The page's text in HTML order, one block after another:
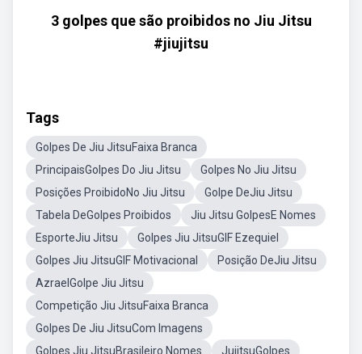
3 golpes que são proibidos no Jiu Jitsu
#jiujitsu
Tags
Golpes De Jiu JitsuFaixa Branca
PrincipaisGolpes Do Jiu Jitsu
Golpes No Jiu Jitsu
Posições ProibidoNo Jiu Jitsu
Golpe DeJiu Jitsu
Tabela DeGolpes Proibidos
Jiu Jitsu GolpesE Nomes
EsporteJiu Jitsu
Golpes Jiu JitsuGIF Ezequiel
Golpes Jiu JitsuGIF Motivacional
Posição DeJiu Jitsu
AzraelGolpe Jiu Jitsu
Competição Jiu JitsuFaixa Branca
Golpes De Jiu JitsuCom Imagens
Golpes Jiu JitsuBrasileiro Nomes
JujitsuGolpes